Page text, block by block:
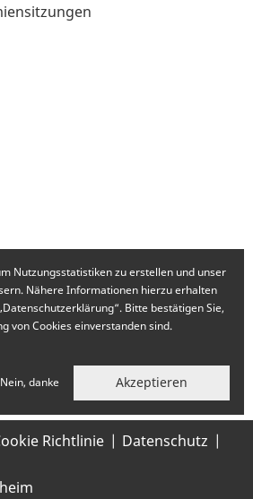
Richtlinie
Datenschutz
Nutzungsstatistiken zu erstellen und unser
Nähere Informationen hierzu erhalten
Bitte bestätigen Sie,
von Cookies einverstanden sind.
Nein, danke Akzeptieren